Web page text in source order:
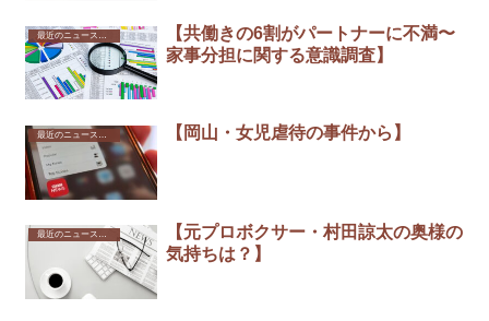
【共働きの6割がパートナーに不満〜
家事分担に関する意識調査】
最近のニュースから 【岡山・女児虐待の事件から】
最近のニュースから
【元プロボクサー・村田諒太の奥様の
気持ちは？】